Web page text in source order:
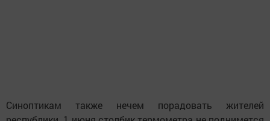
Синоптикам также нечем порадовать жителей